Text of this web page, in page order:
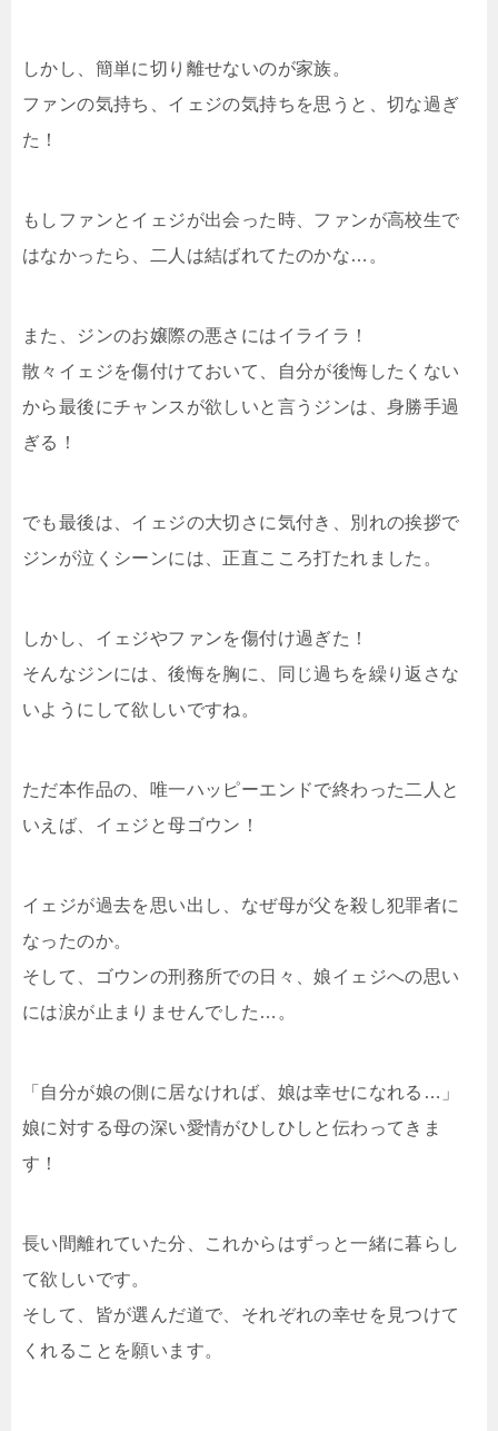
しかし、簡単に切り離せないのが家族。
ファンの気持ち、イェジの気持ちを思うと、切な過ぎ
た！
もしファンとイェジが出会った時、ファンが高校生で
はなかったら、二人は結ばれてたのかな…。
また、ジンのお嬢際の悪さにはイライラ！
散々イェジを傷付けておいて、自分が後悔したくない
から最後にチャンスが欲しいと言うジンは、身勝手過
ぎる！
でも最後は、イェジの大切さに気付き、別れの挨拶で
ジンが泣くシーンには、正直こころ打たれました。
しかし、イェジやファンを傷付け過ぎた！
そんなジンには、後悔を胸に、同じ過ちを繰り返さな
いようにして欲しいですね。
ただ本作品の、唯一ハッピーエンドで終わった二人と
いえば、イェジと母ゴウン！
イェジが過去を思い出し、なぜ母が父を殺し犯罪者に
なったのか。
そして、ゴウンの刑務所での日々、娘イェジへの思い
には涙が止まりませんでした…。
「自分が娘の側に居なければ、娘は幸せになれる…」
娘に対する母の深い愛情がひしひしと伝わってきま
す！
長い間離れていた分、これからはずっと一緒に暮らし
て欲しいです。
そして、皆が選んだ道で、それぞれの幸せを見つけて
くれることを願います。